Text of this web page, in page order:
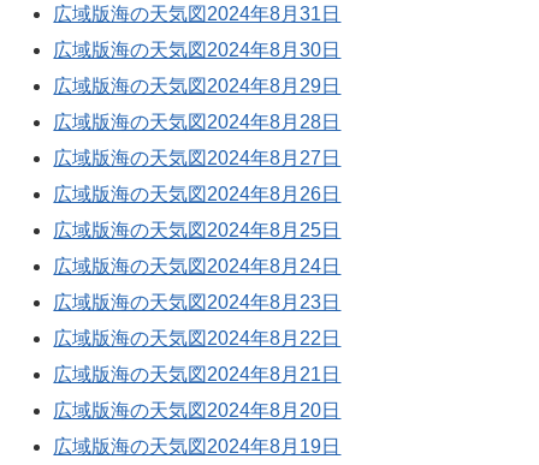
広域版海の天気図2024年8月31日
広域版海の天気図2024年8月30日
広域版海の天気図2024年8月29日
広域版海の天気図2024年8月28日
広域版海の天気図2024年8月27日
広域版海の天気図2024年8月26日
広域版海の天気図2024年8月25日
広域版海の天気図2024年8月24日
広域版海の天気図2024年8月23日
広域版海の天気図2024年8月22日
広域版海の天気図2024年8月21日
広域版海の天気図2024年8月20日
広域版海の天気図2024年8月19日